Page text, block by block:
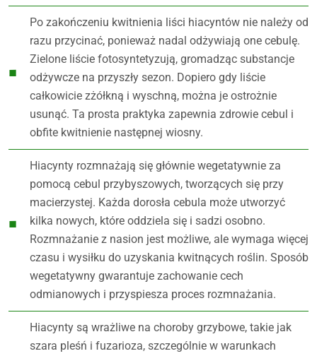
Po zakończeniu kwitnienia liści hiacyntów nie należy od
razu przycinać, ponieważ nadal odżywiają one cebulę.
Zielone liście fotosyntetyzują, gromadząc substancje
odżywcze na przyszły sezon. Dopiero gdy liście
całkowicie zżółkną i wyschną, można je ostrożnie
usunąć. Ta prosta praktyka zapewnia zdrowie cebul i
obfite kwitnienie następnej wiosny.
Hiacynty rozmnażają się głównie wegetatywnie za
pomocą cebul przybyszowych, tworzących się przy
macierzystej. Każda dorosła cebula może utworzyć
kilka nowych, które oddziela się i sadzi osobno.
Rozmnażanie z nasion jest możliwe, ale wymaga więcej
czasu i wysiłku do uzyskania kwitnących roślin. Sposób
wegetatywny gwarantuje zachowanie cech
odmianowych i przyspiesza proces rozmnażania.
Hiacynty są wrażliwe na choroby grzybowe, takie jak
szara pleśń i fuzarioza, szczególnie w warunkach